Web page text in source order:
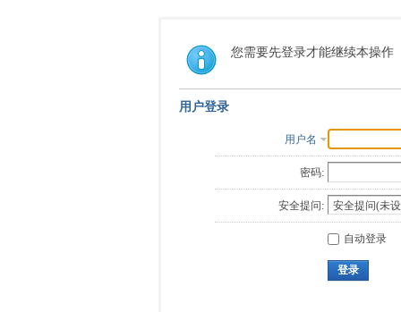
您需要先登录才能继续本操作
用户登录
用户名
密码:
安全提问:
自动登录
登录